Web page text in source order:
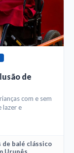
de
com e sem
lazer e
balé clássico